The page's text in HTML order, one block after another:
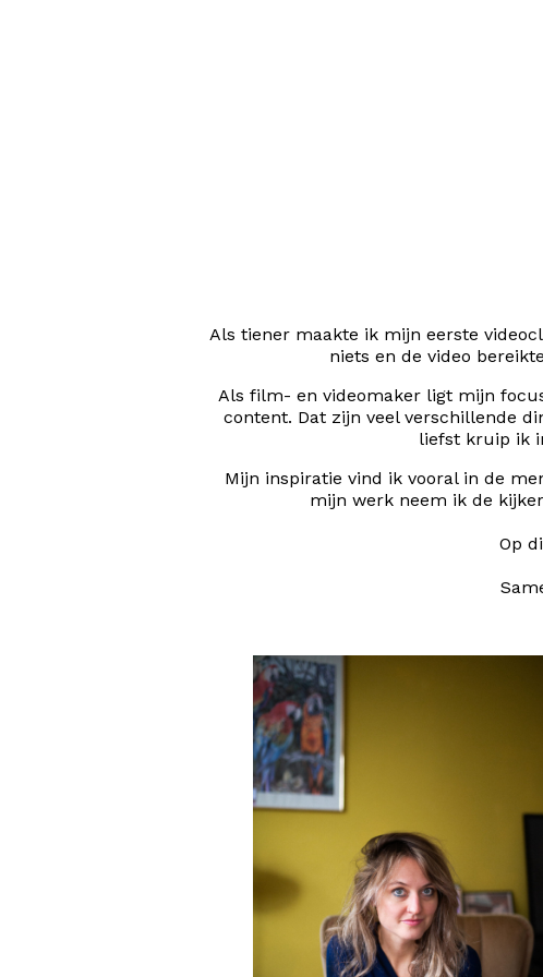
Als tiener maakte ik mijn eerste
niets en de video
Als film- en videomaker ligt mijn
content. Dat zijn veel verschillende
liefst kruip ik
Mijn inspiratie vind ik vooral in de
mijn werk neem ik de
Op